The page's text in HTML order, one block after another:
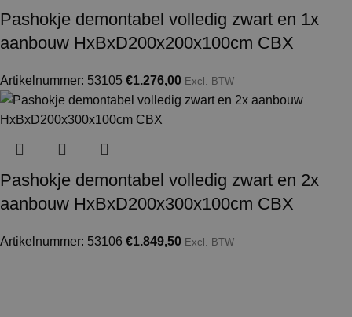
Pashokje demontabel volledig zwart en 1x
aanbouw HxBxD200x200x100cm CBX
Artikelnummer: 53105 €1.276,00 Excl. BTW
Pashokje demontabel volledig zwart en 2x
aanbouw HxBxD200x300x100cm CBX
Artikelnummer: 53106 €1.849,50 Excl. BTW